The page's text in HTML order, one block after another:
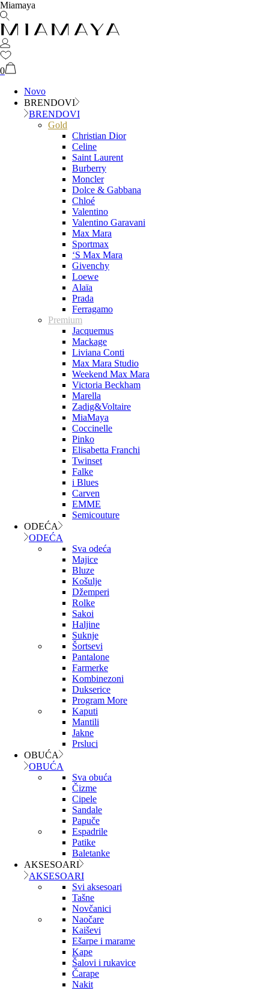
Miamaya
0
Novo
BRENDOVI
BRENDOVI
Gold
Christian Dior
Celine
Saint Laurent
Burberry
Moncler
Dolce & Gabbana
Chloé
Valentino
Valentino Garavani
Max Mara
Sportmax
‘S Max Mara
Givenchy
Loewe
Alaïa
Prada
Ferragamo
Premium
Jacquemus
Mackage
Liviana Conti
Max Mara Studio
Weekend Max Mara
Victoria Beckham
Marella
Zadig&Voltaire
MiaMaya
Coccinelle
Pinko
Elisabetta Franchi
Twinset
Falke
i Blues
Carven
EMME
Semicouture
ODEĆA
ODEĆA
Sva odeća
Majice
Bluze
Košulje
Džemperi
Rolke
Sakoi
Haljine
Suknje
Šortsevi
Pantalone
Farmerke
Kombinezoni
Dukserice
Program More
Kaputi
Mantili
Jakne
Prsluci
OBUĆA
OBUĆA
Sva obuća
Čizme
Cipele
Sandale
Papuče
Espadrile
Patike
Baletanke
AKSESOARI
AKSESOARI
Svi aksesoari
Tašne
Novčanici
Naočare
Kaiševi
Ešarpe i marame
Kape
Šalovi i rukavice
Čarape
Nakit